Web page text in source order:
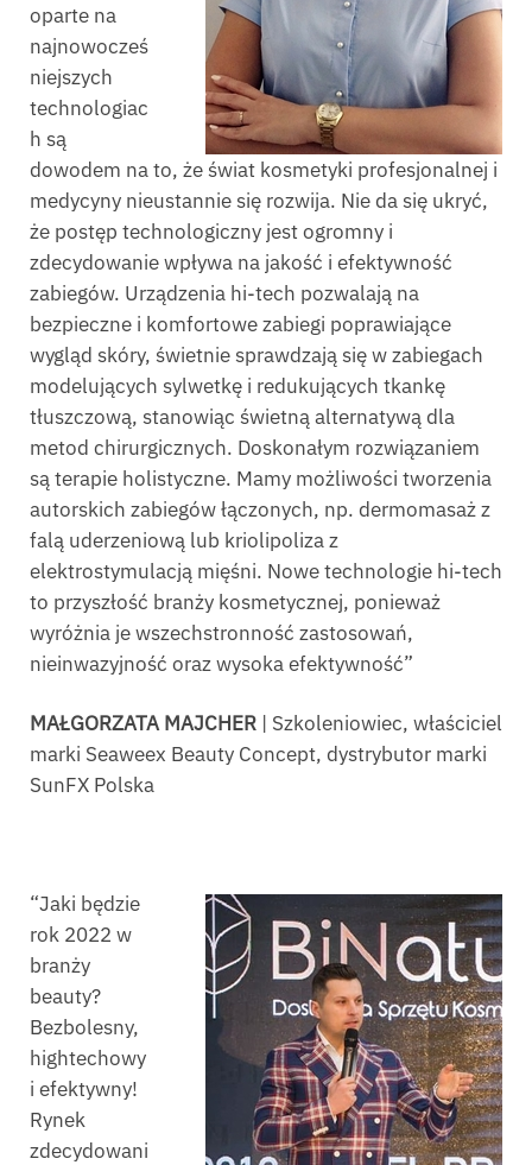
oparte na
najnowocześ
niejszych
technologiac
h są
dowodem na to, że świat kosmetyki profesjonalnej i
medycyny nieustannie się rozwija. Nie da się ukryć,
że postęp technologiczny jest ogromny i
zdecydowanie wpływa na jakość i efektywność
zabiegów. Urządzenia hi-tech pozwalają na
bezpieczne i komfortowe zabiegi poprawiające
wygląd skóry, świetnie sprawdzają się w zabiegach
modelujących sylwetkę i redukujących tkankę
tłuszczową, stanowiąc świetną alternatywą dla
metod chirurgicznych. Doskonałym rozwiązaniem
są terapie holistyczne. Mamy możliwości tworzenia
autorskich zabiegów łączonych, np. dermomasaż z
falą uderzeniową lub kriolipoliza z
elektrostymulacją mięśni. Nowe technologie hi-tech
to przyszłość branży kosmetycznej, ponieważ
wyróżnia je wszechstronność zastosowań,
nieinwazyjność oraz wysoka efektywność”
MAŁGORZATA MAJCHER | Szkoleniowiec, właściciel
marki Seaweex Beauty Concept, dystrybutor marki
SunFX Polska
“Jaki będzie
rok 2022 w
branży
beauty?
Bezbolesny,
hightechowy
i efektywny!
Rynek
zdecydowani